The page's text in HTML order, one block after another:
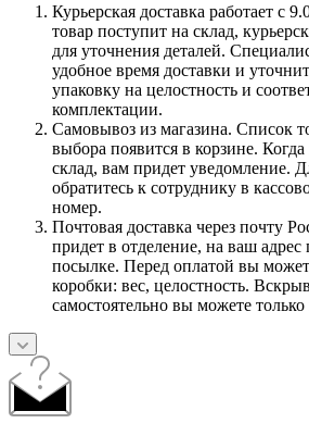
Курьерская доставка работает с
товар поступит на склад,
для уточнения деталей.
удобное время доставки и
упаковку на целостность и
комплектации.
Самовывоз из магазина. Список
выбора появится в корзине. Когда
склад, вам придет уведомление.
обратитесь к сотруднику в
номер.
Почтовая доставка через почту
придет в отделение, на ваш
посылке. Перед оплатой вы
коробки: вес, целостность.
самостоятельно вы можете только